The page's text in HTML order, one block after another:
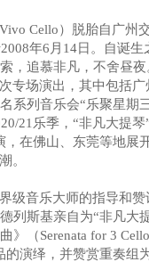
Cello）脱胎自广州
年6月14日。自诞
，追慕非凡，不舍昼
专场演出，其中包括
系列音乐会“乐聚星期
21乐季，“非凡大提
，在佛山、东莞等地展
。
级音乐大师的指导和
列斯基亲自为“非凡大
》（Serenata for 3
的演绎，并赞赏重奏组